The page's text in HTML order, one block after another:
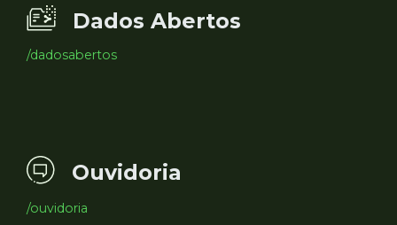
Dados Abertos
/dadosabertos
Ouvidoria
/ouvidoria